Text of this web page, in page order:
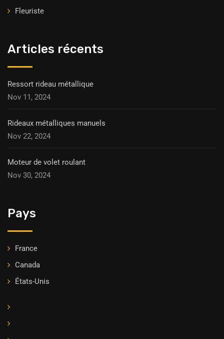
Fleuriste
Articles récents
Ressort rideau métallique
Nov 11, 2024
Rideaux métalliques manuels
Nov 22, 2024
Moteur de volet roulant
Nov 30, 2024
Pays
France
Canada
États-Unis